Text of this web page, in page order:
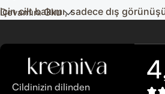
için cilt bakımı, sadece dış
saygı duyan, uzun vadeli bir sağlık
ortamında geliştirdiğimiz her bir
saf bitkisel özler ile modern
Devamını Oku
Cildinizin dilinden